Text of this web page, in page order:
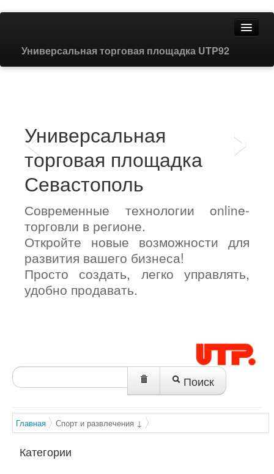
Универсальная торговая площадка UTP92
Помощь
Универсальная
торговая площадка
Севастополь
Современные технологии online-
торговли в регионе.
Откройте новые возможности для
развития вашего бизнеса!
Просто создать, легко управлять,
удобно продавать.
‹ ›
Поиск
Главная Спорт и развлечения ↓
Категории